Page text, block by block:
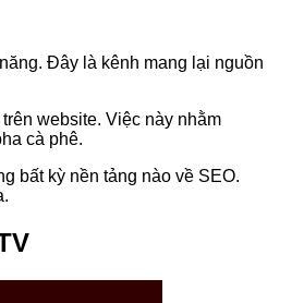
Đây là kênh mang lại nguồn
website. Việc này nhằm
cà phê.
bất kỳ nền tảng nào về SEO.